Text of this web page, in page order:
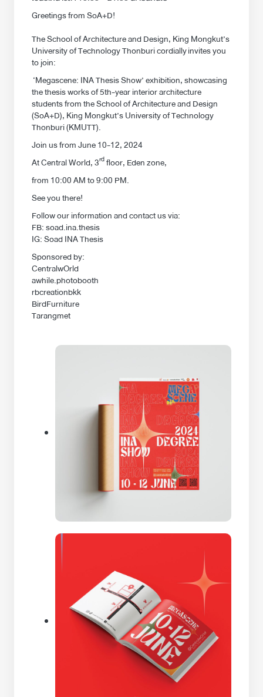
Greetings from SoA+D!
The School of Architecture and Design, King Mongkut’s
University of Technology Thonburi cordially invites you
to join:
‘Megascene: INA Thesis Show’ exhibition, showcasing
the thesis works of 5th-year interior architecture
students from the School of Architecture and Design
(SoA+D), King Mongkut’s University of Technology
Thonburi (KMUTT).
Join us from June 10-12, 2024
At Central World, 3rdfloor, Eden zone,
from 10:00 AM to 9:00 PM.
See you there!
Follow our information and contact us via:
FB: soad.ina.thesis
IG: Soad INA Thesis
Sponsored by:
CentralwOrld
awhile.photobooth
rbcreationbkk
BirdFurniture
Tarangmet